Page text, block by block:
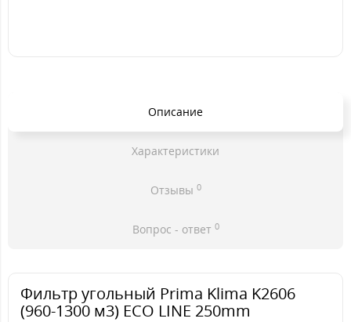
Описание
Характеристики
Отзывы 0
Вопрос - ответ 0
Фильтр угольный Prima Klima K2606
(960-1300 м3) ECO LINE 250mm